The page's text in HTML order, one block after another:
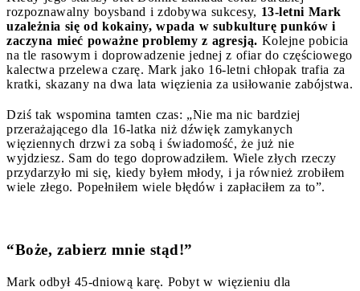
rozpoznawalny boysband i zdobywa sukcesy, 13-letni Mark
uzależnia się od kokainy, wpada w subkulturę punków i
zaczyna mieć poważne problemy z agresją. Kolejne pobicia
na tle rasowym i doprowadzenie jednej z ofiar do częściowego
kalectwa przelewa czarę. Mark jako 16-letni chłopak trafia za
kratki, skazany na dwa lata więzienia za usiłowanie zabójstwa.
Dziś tak wspomina tamten czas: „Nie ma nic bardziej
przerażającego dla 16-latka niż dźwięk zamykanych
więziennych drzwi za sobą i świadomość, że już nie
wyjdziesz. Sam do tego doprowadziłem. Wiele złych rzeczy
przydarzyło mi się, kiedy byłem młody, i ja również zrobiłem
wiele złego. Popełniłem wiele błędów i zapłaciłem za to”.
“Boże, zabierz mnie stąd!”
Mark odbył 45-dniową karę. Pobyt w więzieniu dla